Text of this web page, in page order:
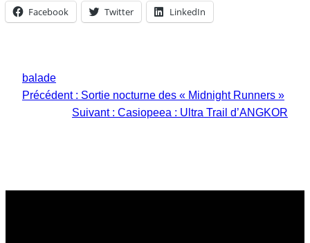
Facebook Twitter LinkedIn
balade
Précédent : Sortie nocturne des « Midnight Runners »
Suivant : Casiopeea : Ultra Trail d’ANGKOR